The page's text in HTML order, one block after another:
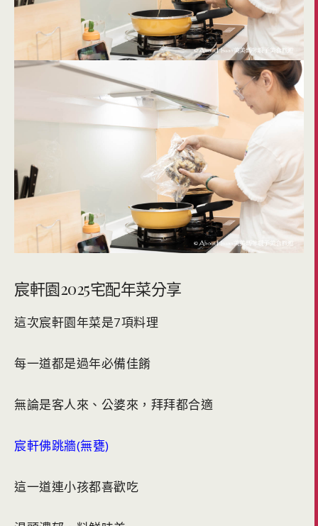
宸軒園2025宅配年菜分享
這次宸軒園年菜是7項料理
每一道都是過年必備佳餚
無論是客人來、公婆來，拜拜都合適
宸軒佛跳牆(無甕)
這一道連小孩都喜歡吃